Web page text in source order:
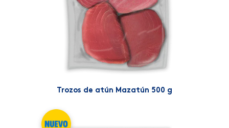
Trozos de atún Mazatún 500 g